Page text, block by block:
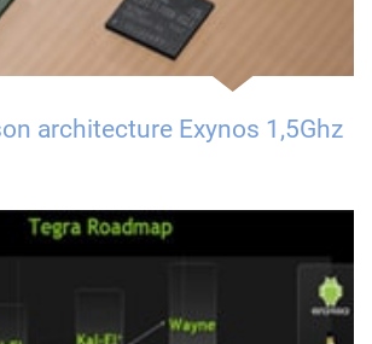
architecture Exynos 1,5Ghz